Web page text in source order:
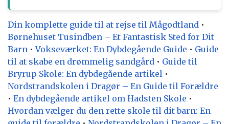
Din komplette guide til at rejse til Mågodtland •
Børnehuset Tusindben – Et Fantastisk Sted for Dit
Barn •Vokseværket: En Dybdegående Guide • Guide
til at skabe en drømmelig sandgård • Guide til
Bryrup Skole: En dybdegående artikel •
Nordstrandskolen i Dragør – En Guide til Forældre
• En dybdegående artikel om Hadsten Skole •
Hvordan vælger du den rette skole til dit barn: En